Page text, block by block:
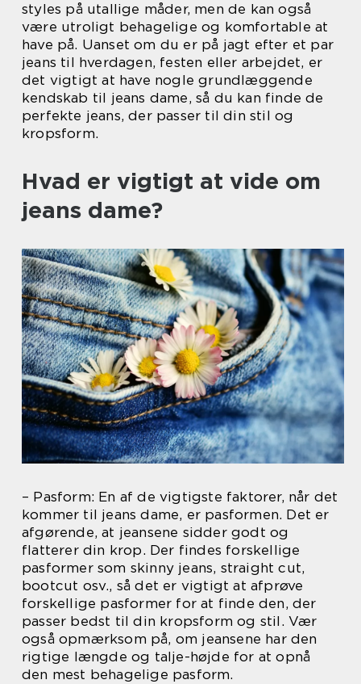
styles på utallige måder, men de kan også
være utroligt behagelige og komfortable at
have på. Uanset om du er på jagt efter et par
jeans til hverdagen, festen eller arbejdet, er
det vigtigt at have nogle grundlæggende
kendskab til jeans dame, så du kan finde de
perfekte jeans, der passer til din stil og
kropsform.
Hvad er vigtigt at vide om
jeans dame?
– Pasform: En af de vigtigste faktorer, når det
kommer til jeans dame, er pasformen. Det er
afgørende, at jeansene sidder godt og
flatterer din krop. Der findes forskellige
pasformer som skinny jeans, straight cut,
bootcut osv., så det er vigtigt at afprøve
forskellige pasformer for at finde den, der
passer bedst til din kropsform og stil. Vær
også opmærksom på, om jeansene har den
rigtige længde og talje-højde for at opnå
den mest behagelige pasform.